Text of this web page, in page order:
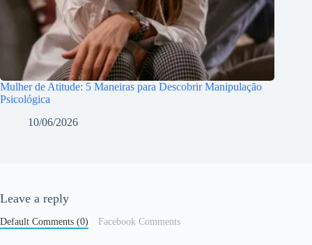
Mulher de Atitude: 5 Maneiras para Descobrir Manipulação
Psicológica
10/06/2026
Leave a reply
Default Comments (0) Facebook Comments